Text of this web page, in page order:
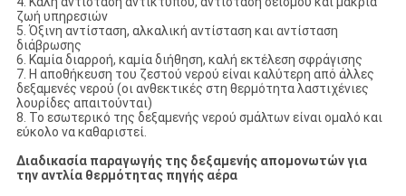
ζωή υπηρεσιών
5. Όξινη αντίσταση, αλκαλική αντίσταση και αντίσταση
διάβρωσης
6. Καμία διαρροή, καμία διήθηση, καλή εκτέλεση σφράγισης
7. Η αποθήκευση του ζεστού νερού είναι καλύτερη από άλλες
δεξαμενές νερού (οι ανθεκτικές στη θερμότητα λαστιχένιες
λουρίδες απαιτούνται)
8. Το εσωτερικό της δεξαμενής νερού σμάλτων είναι ομαλό και
εύκολο να καθαριστεί.
Διαδικασία παραγωγής της δεξαμενής απομονωτών για
την αντλία θερμότητας πηγής αέρα